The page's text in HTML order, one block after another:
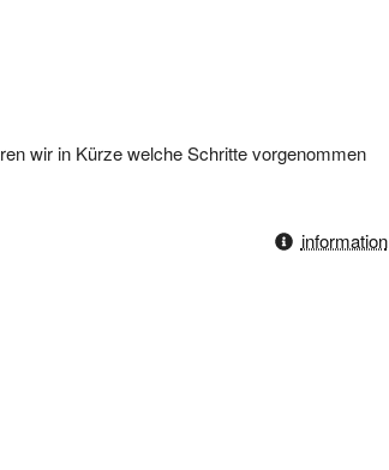
wir in Kürze welche Schritte vorgenommen
information